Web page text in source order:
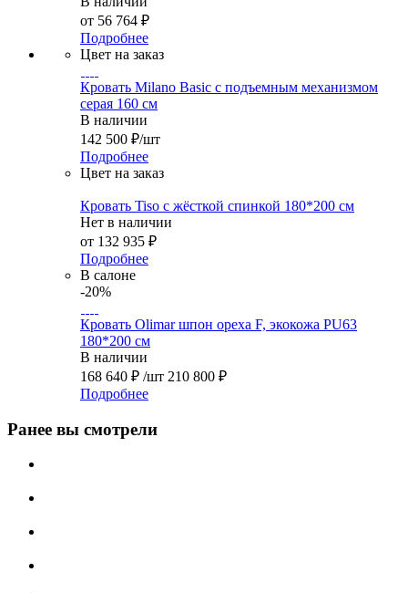
от 56 764 ₽
Подробнее
Цвет на заказ
Кровать Milano Basic с подъемным механизмом
серая 160 см
В наличии
142 500 ₽/шт
Подробнее
Цвет на заказ
Кровать Tiso с жёсткой спинкой 180*200 см
Нет в наличии
от 132 935 ₽
Подробнее
В салоне
-20%
Кровать Olimar шпон ореха F, экокожа PU63
180*200 см
В наличии
168 640 ₽ /шт 210 800 ₽
Подробнее
Ранее вы смотрели